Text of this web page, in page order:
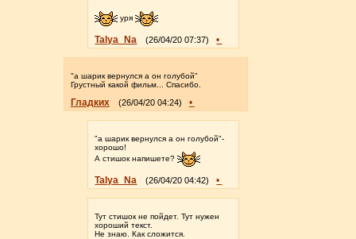
уря
Talya_Na (26/04/20 07:37) •
"а шарик вернулся а он голубой"
Грустный какой фильм... Спасибо.
Гладких (26/04/20 04:24) •
"а шарик вернулся а он голубой"-
хорошо!
А стишок напишете?
Talya_Na (26/04/20 04:42) •
Тут стишок не пойдет. Тут нужен
хороший текст.
Не знаю. Как сложится.